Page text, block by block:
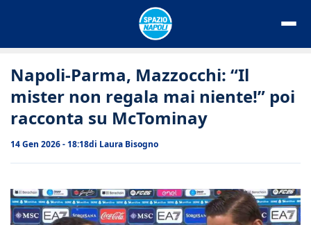
Napoli-Parma, Mazzocchi: “Il
mister non regala mai niente!” poi
racconta su McTominay
14 Gen 2026 - 18:18di Laura Bisogno